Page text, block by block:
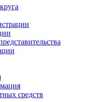
средств